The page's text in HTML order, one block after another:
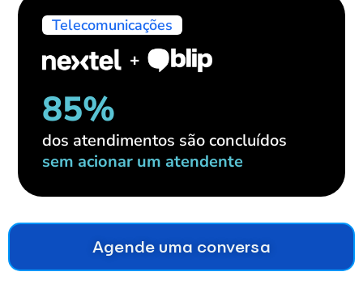
Telecomunicações
85%
dos atendimentos são concluídos
sem acionar um atendente
Agende uma conversa